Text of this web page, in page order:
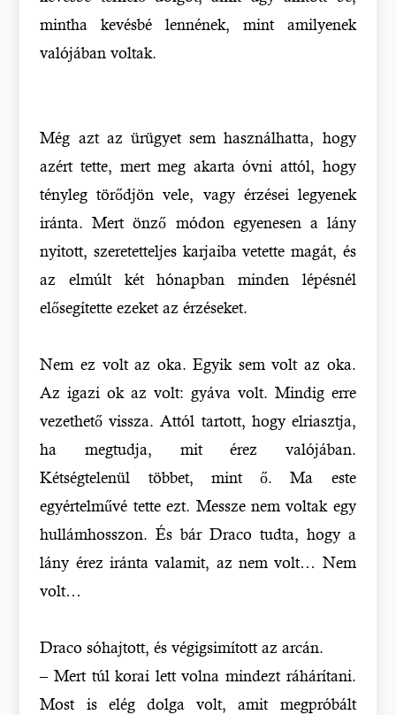
mintha kevésbé lennének, mint amilyenek
valójában voltak.
Még azt az ürügyet sem használhatta, hogy
azért tette, mert meg akarta óvni attól, hogy
tényleg törődjön vele, vagy érzései legyenek
iránta. Mert önző módon egyenesen a lány
nyitott, szeretetteljes karjaiba vetette magát, és
az elmúlt két hónapban minden lépésnél
elősegítette ezeket az érzéseket.
Nem ez volt az oka. Egyik sem volt az oka.
Az igazi ok az volt: gyáva volt. Mindig erre
vezethető vissza. Attól tartott, hogy elriasztja,
ha megtudja, mit érez valójában.
Kétségtelenül többet, mint ő. Ma este
egyértelművé tette ezt. Messze nem voltak egy
hullámhosszon. És bár Draco tudta, hogy a
lány érez iránta valamit, az nem volt… Nem
volt…
Draco sóhajtott, és végigsimított az arcán.
– Mert túl korai lett volna mindezt ráhárítani.
Most is elég dolga volt, amit megpróbált